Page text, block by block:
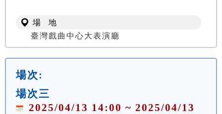
場 地
臺灣戲曲中心大表演廳
場次:
場次三
2025/04/13 14:00 ~ 2025/04/13